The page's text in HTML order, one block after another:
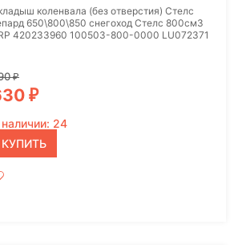
коленвала (без отверстия) Стелс
650\800\850 снегоход Стелс 800см3
420233960 100503-800-0000 LU072371
₽
₽
24
КУПИТЬ